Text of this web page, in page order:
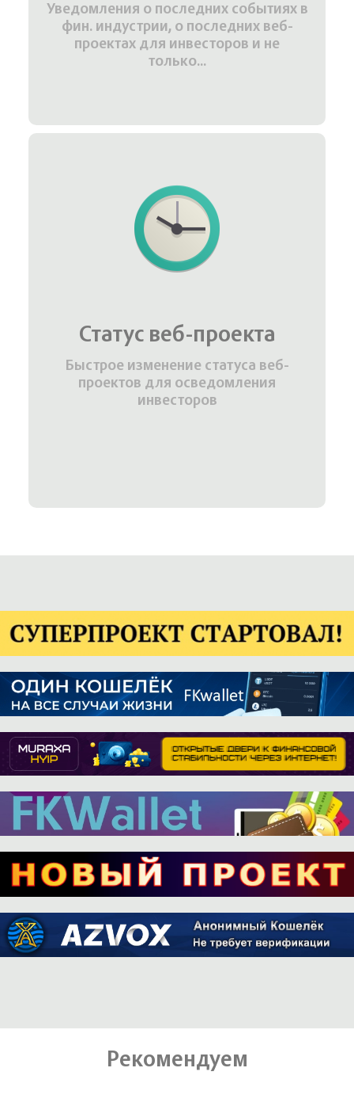
Уведомления о последних событиях в
фин. индустрии, о последних веб-
проектах для инвесторов и не
только...
Статус веб-проекта
Быстрое изменение статуса веб-
проектов для осведомления
инвесторов
Рекомендуем